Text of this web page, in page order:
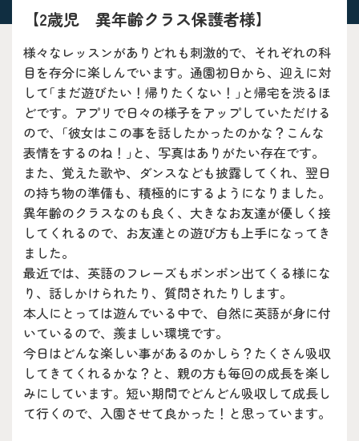
【2歳児 異年齢クラス保護者様】
様々なレッスンがありどれも刺激的で、それぞれの科
目を存分に楽しんでいます。通園初日から、迎えに対
して｢まだ遊びたい！帰りたくない！｣と帰宅を渋るほ
どです。アプリで日々の様子をアップしていただける
ので、｢彼女はこの事を話したかったのかな？こんな
表情をするのね！｣と、写真はありがたい存在です。
また、覚えた歌や、ダンスなども披露してくれ、翌日
の持ち物の準備も、積極的にするようになりました。
異年齢のクラスなのも良く、大きなお友達が優しく接
してくれるので、お友達との遊び方も上手になってき
ました。
最近では、英語のフレーズもポンポン出てくる様にな
り、話しかけられたり、質問されたりします。
本人にとっては遊んでいる中で、自然に英語が身に付
いているので、羨ましい環境です。
今日はどんな楽しい事があるのかしら？たくさん吸収
してきてくれるかな？と、親の方も毎回の成長を楽し
みにしています。短い期間でどんどん吸収して成長し
て行くので、入園させて良かった！と思っています。